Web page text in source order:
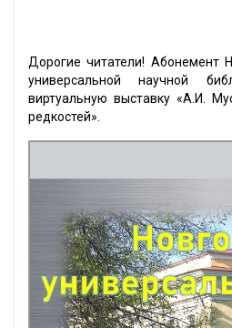
Дорогие читатели! Абонемент
универсальной научной
виртуальную выставку «А.И.
редкостей».